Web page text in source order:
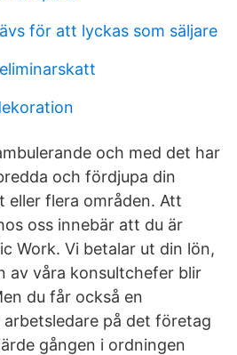
för att lyckas som säljare
och med det har
och fördjupa din
eller flera områden. Att
oss innebär att du är
Work. Vi betalar ut din lön,
av våra konsultchefer blir
du får också en
på det företag
gången i ordningen